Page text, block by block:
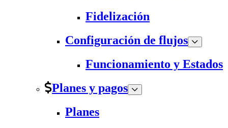
Fidelización
Configuración de flujos
Funcionamiento y Estados
Planes y pagos
Planes